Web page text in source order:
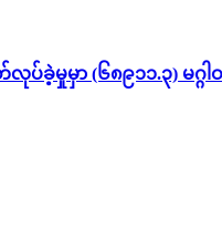
(၆၈၉၁၁.၃) မဂ္ဂါဝပ်နာ